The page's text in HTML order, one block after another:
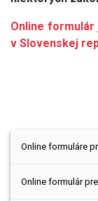
Online formuláre
Online formulár
Online
v Slovenskej